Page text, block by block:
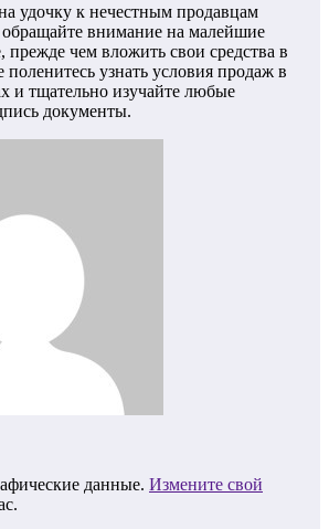
удочку к нечестным продавцам
обращайте внимание на малейшие
чем вложить свои средства в
поленитесь узнать условия продаж в
и тщательно изучайте любые
документы.
данные. Измените свой